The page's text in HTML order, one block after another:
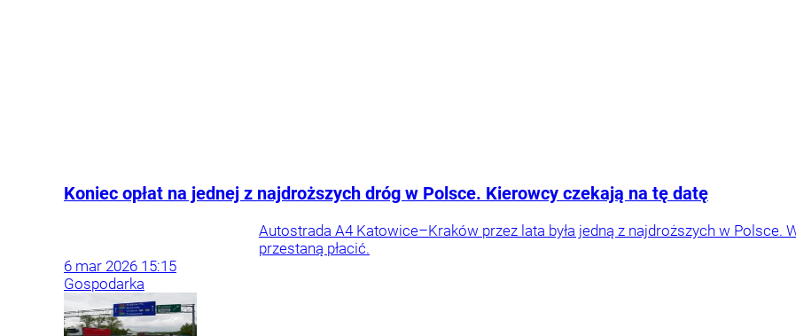
Koniec opłat na jednej z najdroższych dróg w Polsce. Kierowcy czekają na tę datę
Autostrada A4 Katowice–Kraków przez lata była jedną z najdroższych w Polsce.
przestaną płacić.
6 mar 2026 15:15
Gospodarka